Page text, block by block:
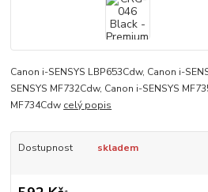
Canon i-SENSYS LBP653Cdw, Canon i-
SENSYS MF732Cdw, Canon i-SENSYS
MF734Cdw celý popis
Dostupnost skladem